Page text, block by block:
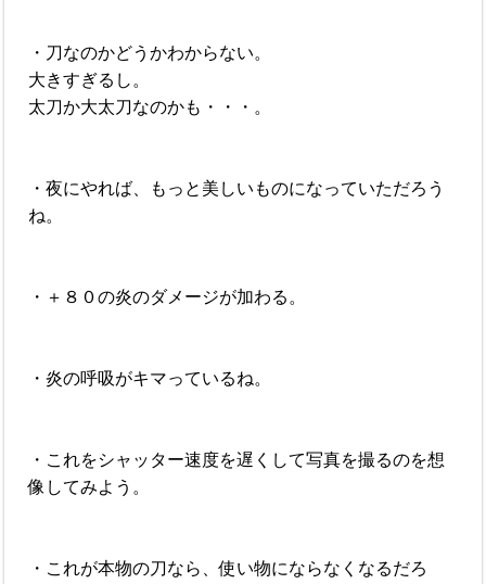
・刀なのかどうかわからない。
大きすぎるし。
太刀か大太刀なのかも・・・。
・夜にやれば、もっと美しいものになっていただろう
ね。
・＋８０の炎のダメージが加わる。
・炎の呼吸がキマっているね。
・これをシャッター速度を遅くして写真を撮るのを想
像してみよう。
・これが本物の刀なら、使い物にならなくなるだろ